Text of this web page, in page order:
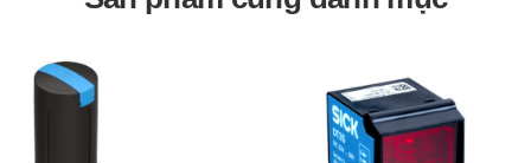
có đóng cắt mạch tải đúng theo tín hiệu điều khiển hay
Đối với các ứng dụng có dòng tải